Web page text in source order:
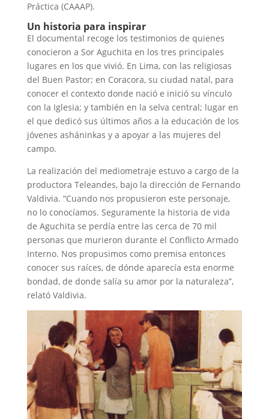
Práctica (CAAAP).
Un historia para inspirar
El documental recoge los testimonios de quienes
conocieron a Sor Aguchita en los tres principales
lugares en los que vivió. En Lima, con las religiosas
del Buen Pastor; en Coracora, su ciudad natal, para
conocer el contexto donde nació e inició su vínculo
con la Iglesia; y también en la selva central; lugar en
el que dedicó sus últimos años a la educación de los
jóvenes asháninkas y a apoyar a las mujeres del
campo.
La realización del mediometraje estuvo a cargo de la
productora Teleandes, bajo la dirección de Fernando
Valdivia. “Cuando nos propusieron este personaje,
no lo conocíamos. Seguramente la historia de vida
de Aguchita se perdía entre las cerca de 70 mil
personas que murieron durante el Conflicto Armado
Interno. Nos propusimos como premisa entonces
conocer sus raíces, de dónde aparecía esta enorme
bondad, de donde salía su amor por la naturaleza”,
relató Valdivia.